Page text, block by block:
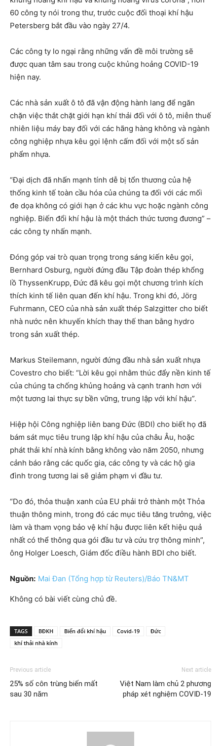
60 công ty nói trong thư, trước cuộc đối thoại khí hậu
Petersberg bắt đầu vào ngày 27/4.
Các công ty lo ngại rằng những vấn đề môi trường sẽ
được quan tâm sau trong cuộc khủng hoảng COVID-19
hiện nay.
Các nhà sản xuất ô tô đã vận động hành lang để ngăn
chặn việc thắt chặt giới hạn khí thải đối với ô tô, miễn thuế
nhiên liệu máy bay đối với các hãng hàng không và ngành
công nghiệp nhựa kêu gọi lệnh cấm đối với một số sản
phẩm nhựa.
“Đại dịch đã nhấn mạnh tính dễ bị tổn thương của hệ
thống kinh tế toàn cầu hóa của chúng ta đối với các mối
đe dọa không có giới hạn ở các khu vực hoặc ngành công
nghiệp. Biến đổi khí hậu là một thách thức tương đương” –
các công ty nhấn mạnh.
Đóng góp vai trò quan trọng trong sáng kiến kêu gọi,
Bernhard Osburg, người đứng đầu Tập đoàn thép khổng
lồ ThyssenKrupp, Đức đã kêu gọi một chương trình kích
thích kinh tế liên quan đến khí hậu. Trong khi đó, Jörg
Fuhrmann, CEO của nhà sản xuất thép Salzgitter cho biết
nhà nước nên khuyến khích thay thế than bằng hydro
trong sản xuất thép.
Markus Steilemann, người đứng đầu nhà sản xuất nhựa
Covestro cho biết: “Lời kêu gọi nhằm thúc đẩy nền kinh tế
của chúng ta chống khủng hoảng và cạnh tranh hơn với
một tương lai thực sự bền vững, trung lập với khí hậu”.
Hiệp hội Công nghiệp liên bang Đức (BDI) cho biết họ đã
bám sát mục tiêu trung lập khí hậu của châu Âu, hoặc
phát thải khí nhà kính bằng không vào năm 2050, nhưng
cảnh báo rằng các quốc gia, các công ty và các hộ gia
đình trong tương lai sẽ giảm phạm vi đầu tư.
“Do đó, thỏa thuận xanh của EU phải trở thành một Thỏa
thuận thông minh, trong đó các mục tiêu tăng trưởng, việc
làm và tham vọng bảo vệ khí hậu được liên kết hiệu quả
nhất có thể thông qua gói đầu tư và cứu trợ thông minh”,
ông Holger Loesch, Giám đốc điều hành BDI cho biết.
Nguồn: Mai Đan (Tổng hợp từ Reuters)/Báo TN&MT
Không có bài viết cùng chủ đề.
TAGS BĐKH Biến đổi khí hậu Covid-19
Đức
khí thải nhà kính
Previous article
25% số côn trùng biến mất
sau 30 năm
Next article
Việt Nam làm chủ 2 phương
pháp xét nghiệm COVID-19